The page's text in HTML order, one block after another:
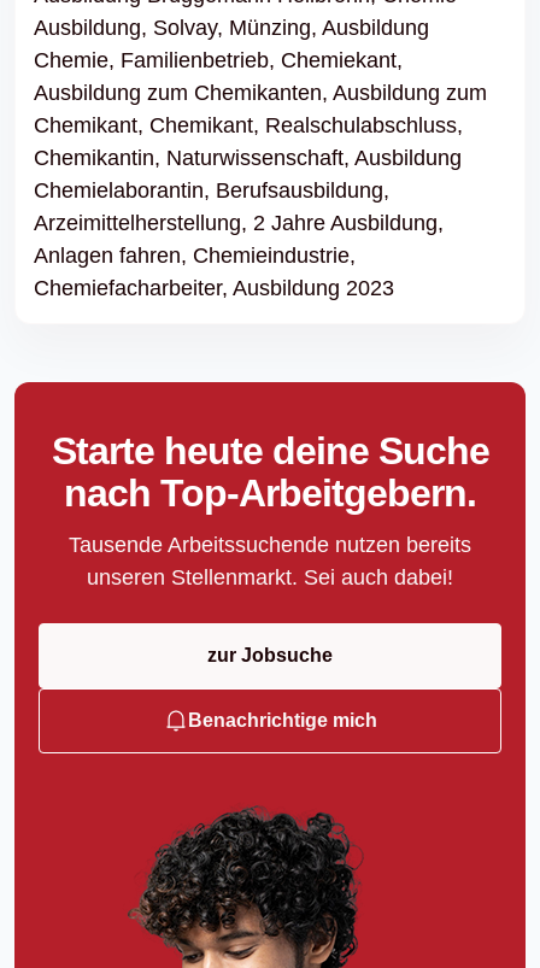
Ausbildung, Solvay, Münzing, Ausbildung
Chemie, Familienbetrieb, Chemiekant,
Ausbildung zum Chemikanten, Ausbildung zum
Chemikant, Chemikant, Realschulabschluss,
Chemikantin, Naturwissenschaft, Ausbildung
Chemielaborantin, Berufsausbildung,
Arzeimittelherstellung, 2 Jahre Ausbildung,
Anlagen fahren, Chemieindustrie,
Chemiefacharbeiter, Ausbildung 2023
Starte heute deine Suche
nach Top-Arbeitgebern.
Tausende Arbeitssuchende nutzen bereits
unseren Stellenmarkt. Sei auch dabei!
zur Jobsuche
Benachrichtige mich